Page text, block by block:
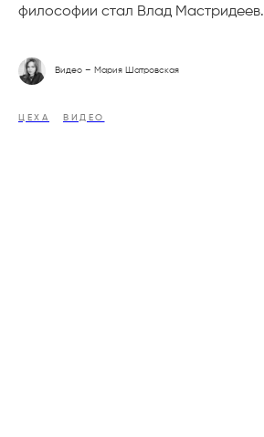
философии стал Влад Мастридеев.
Видео – Мария Шатровская
ЦЕХА ВИДЕО